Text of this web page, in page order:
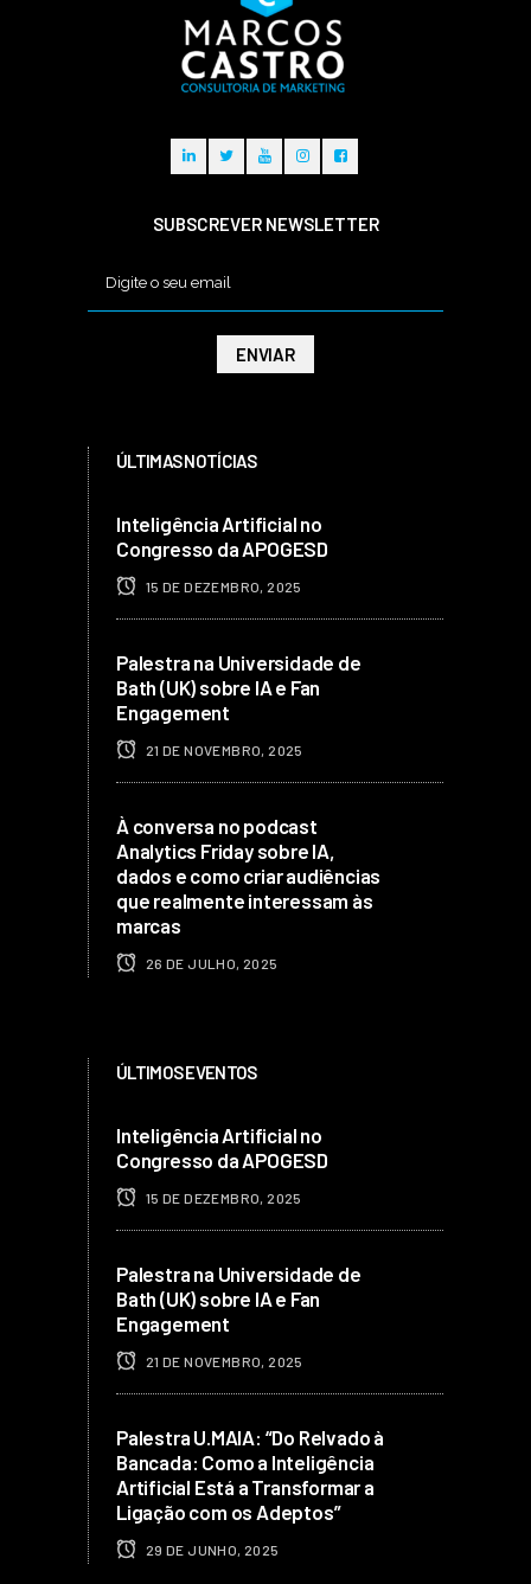
SUBSCREVER NEWSLETTER
ÚLTIMAS NOTÍCIAS
Inteligência Artificial no
Congresso da APOGESD
15 DE DEZEMBRO, 2025
Palestra na Universidade de
Bath (UK) sobre IA e Fan
Engagement
21 DE NOVEMBRO, 2025
À conversa no podcast
Analytics Friday sobre IA,
dados e como criar audiências
que realmente interessam às
marcas
26 DE JULHO, 2025
ÚLTIMOS EVENTOS
Inteligência Artificial no
Congresso da APOGESD
15 DE DEZEMBRO, 2025
Palestra na Universidade de
Bath (UK) sobre IA e Fan
Engagement
21 DE NOVEMBRO, 2025
Palestra U.MAIA: “Do Relvado à
Bancada: Como a Inteligência
Artificial Está a Transformar a
Ligação com os Adeptos”
29 DE JUNHO, 2025